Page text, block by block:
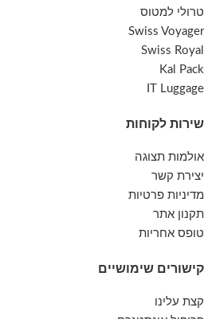
טרולי למטוס
Swiss Voyager
Swiss Royal
Kal Pack
IT Luggage
שירות לקוחות
אולמות תצוגה
יצירת קשר
מדיניות פרטיות
תקנון אתר
טופס אחריות
קישורים שימושיים
קצת עלינו